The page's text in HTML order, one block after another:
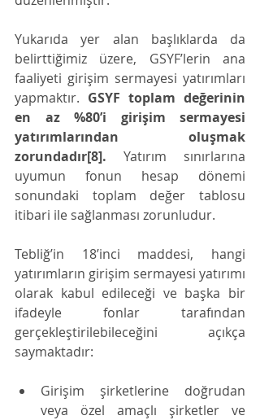
Yukarıda yer alan başlıklarda da
belirttiğimiz üzere, GSYF’lerin ana
faaliyeti girişim sermayesi yatırımları
yapmaktır. GSYF toplam değerinin
en az %80’i girişim sermayesi
yatırımlarından oluşmak
zorundadır[8]. Yatırım sınırlarına
uyumun fonun hesap dönemi
sonundaki toplam değer tablosu
itibari ile sağlanması zorunludur.
Tebliğ’in 18’inci maddesi, hangi
yatırımların girişim sermayesi yatırımı
olarak kabul edileceği ve başka bir
ifadeyle fonlar tarafından
gerçekleştirilebileceğini açıkça
saymaktadır:
Girişim şirketlerine doğrudan
veya özel amaçlı şirketler ve